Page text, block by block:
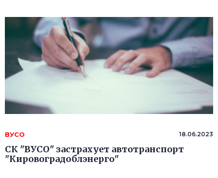
ВУСО 18.06.2023
СК "ВУСО" застрахует автотранспорт
"Кировоградоблэнерго"